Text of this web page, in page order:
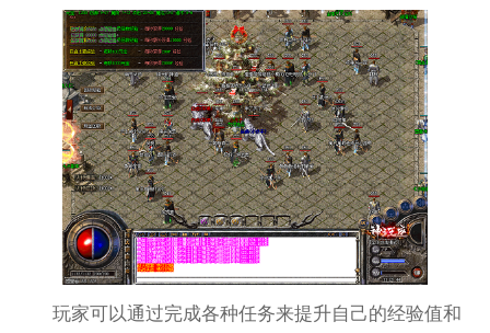
玩家可以通过完成各种任务来提升自己的经验值和